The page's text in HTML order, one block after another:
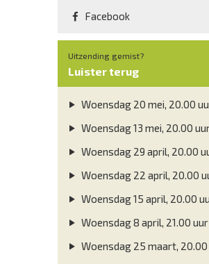
Facebook
Uitzending gemist?
Luister terug
Woensdag 20 mei, 20.00
Woensdag 13 mei, 20.00
Woensdag 29 april, 20.00
Woensdag 22 april, 20.00
Woensdag 15 april, 20.00
Woensdag 8 april, 21.00 uur
Woensdag 25 maart,